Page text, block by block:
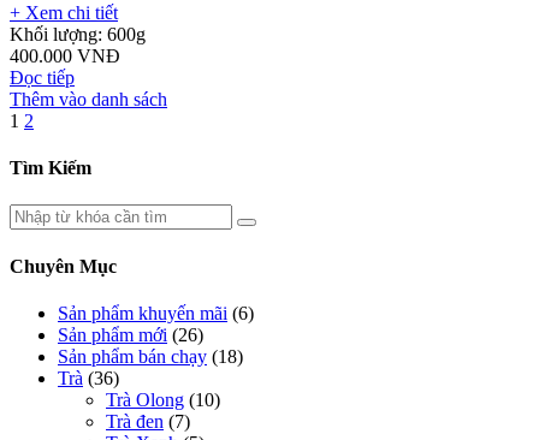
+ Xem chi tiết
Khối lượng: 600g
400.000 VNĐ
Đọc tiếp
Thêm vào danh sách
1 2
Tìm Kiếm
Chuyên Mục
Sản phẩm khuyến mãi (6)
Sản phẩm mới (26)
Sản phẩm bán chạy (18)
Trà (36)
Trà Olong (10)
Trà đen (7)